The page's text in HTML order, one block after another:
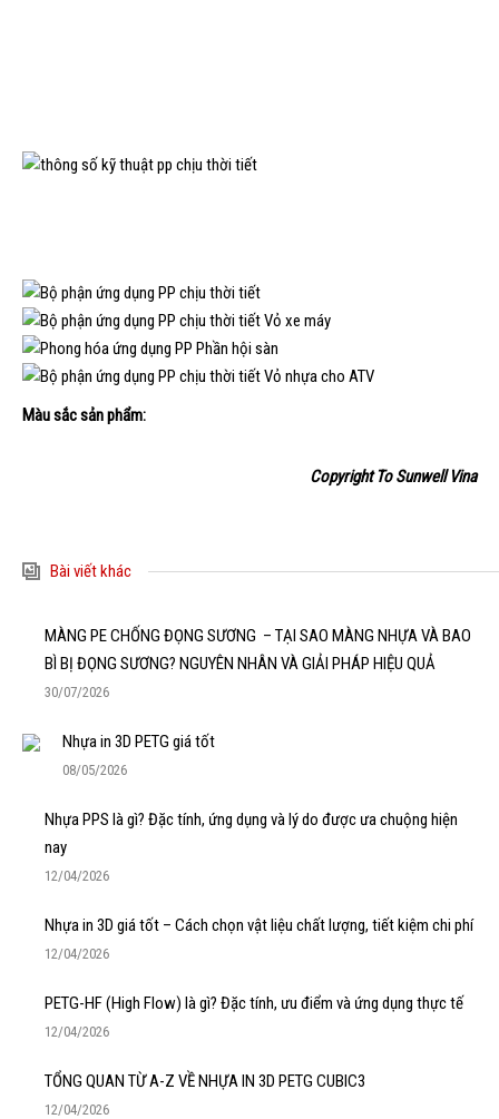
Màu sắc sản phẩm:
Copyright To Sunwell Vina
Bài viết khác
MÀNG PE CHỐNG ĐỌNG SƯƠNG – TẠI SAO MÀNG NHỰA VÀ BAO
BÌ BỊ ĐỌNG SƯƠNG? NGUYÊN NHÂN VÀ GIẢI PHÁP HIỆU QUẢ
30/07/2026
Nhựa in 3D PETG giá tốt
08/05/2026
Nhựa PPS là gì? Đặc tính, ứng dụng và lý do được ưa chuộng hiện
nay
12/04/2026
Nhựa in 3D giá tốt – Cách chọn vật liệu chất lượng, tiết kiệm chi phí
12/04/2026
PETG-HF (High Flow) là gì? Đặc tính, ưu điểm và ứng dụng thực tế
12/04/2026
TỔNG QUAN TỪ A-Z VỀ NHỰA IN 3D PETG CUBIC3
12/04/2026